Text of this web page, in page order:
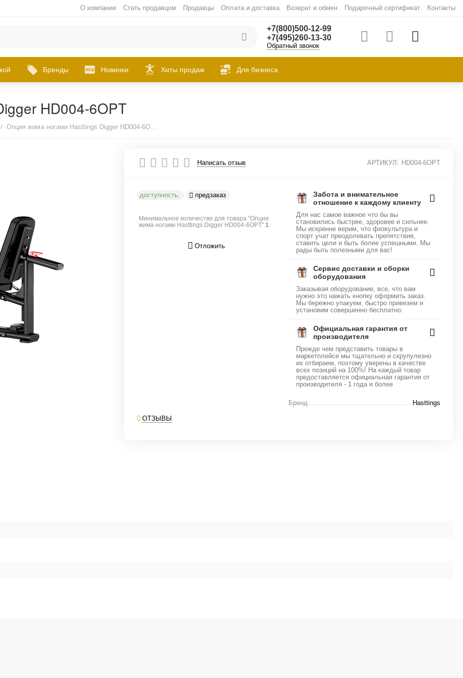
О компании Стать продавцом Продавцы Оплата и доставка Возврат и обмен Подарочный сертификат Контакты
+7(800)500-12-99
+7(495)260-13-30
Обратный звонок
Бренды Новинки Хиты продаж Для бизнеса
HD004-6OPT
/ Опция жима ногами Hasttings Digger HD004-6OPT
Написать отзыв АРТИКУЛ: HD004-6OPT
доступность: предзаказ
Минимальное количество для товара "Опция
жима ногами Hasttings Digger HD004-6OPT"1.
Отложить
Забота и внимательное
отношение к каждому клиенту
Для нас самое важное что бы вы
становились быстрее, здоровее и сильнее.
Мы искренне верим, что физкультура и
спорт учат преодолевать препятствия,
ставить цели и быть более успешными. Мы
рады быть полезными для вас!
Сервис доставки и сборки
оборудования
Заказывая оборудование, все, что вам
нужно это нажать кнопку оформить заказ.
Мы бережно упакуем, быстро привезем и
установим совершенно бесплатно.
Официальная гарантия от
производителя
Прежде чем представить товары в
маркетплейсе мы тщательно и скрупулезно
их отбираем, поэтому уверены в качестве
всех позиций на 100%! На каждый товар
предоставляется официальная гарантия от
производителя - 1 года и более
Бренд Hasttings
ОТЗЫВЫ